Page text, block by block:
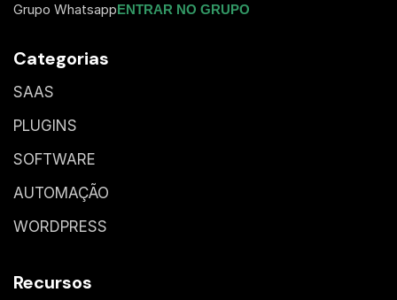
Grupo Whatsapp ENTRAR NO GRUPO
Categorias
SAAS
PLUGINS
SOFTWARE
AUTOMAÇÃO
WORDPRESS
Recursos